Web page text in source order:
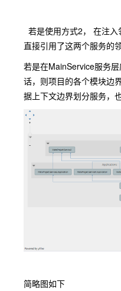
若是使用方式2， 在注
直接引用了这两个服务的
若是在MainService服务
话，则项目的各个模块边
据上下文边界划分服务，
简略图如下